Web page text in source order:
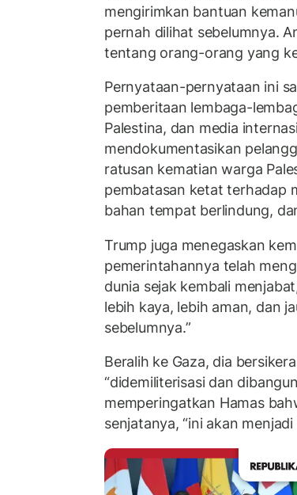
mengirimkan bantuan
pernah dilihat sebelumnya.
tentang orang-orang yang
Pernyataan-pernyataan ini
pemberitaan lembaga-
Palestina, dan media
mendokumentasikan
ratusan kematian warga
pembatasan ketat terhadap
bahan tempat berlindung,
Trump juga menegaskan
pemerintahannya telah
dunia sejak kembali
lebih kaya, lebih aman, dan
sebelumnya.”
Beralih ke Gaza, dia
“didemiliterisasi dan
memperingatkan Hamas
senjatanya, “ini akan